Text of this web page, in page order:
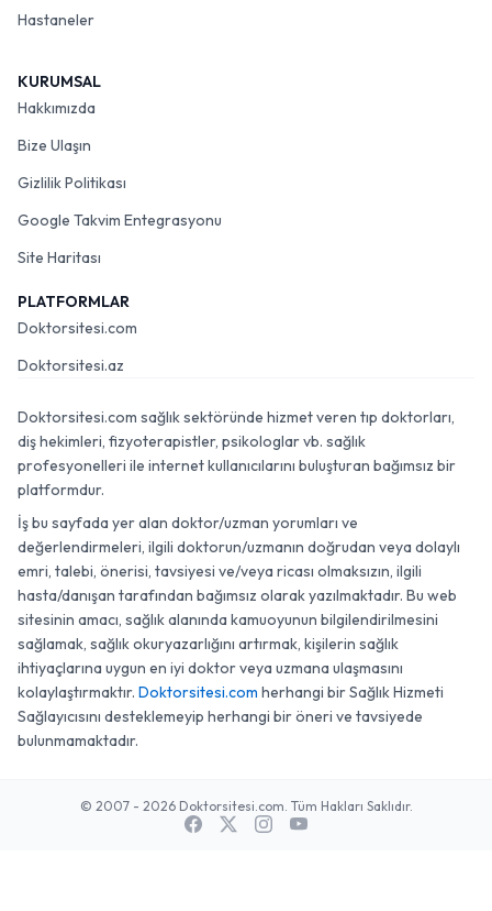
Hastaneler
KURUMSAL
Hakkımızda
Bize Ulaşın
Gizlilik Politikası
Google Takvim Entegrasyonu
Site Haritası
PLATFORMLAR
Doktorsitesi.com
Doktorsitesi.az
Doktorsitesi.com sağlık sektöründe hizmet veren tıp doktorları,
diş hekimleri, fizyoterapistler, psikologlar vb. sağlık
profesyonelleri ile internet kullanıcılarını buluşturan bağımsız bir
platformdur.
İş bu sayfada yer alan doktor/uzman yorumları ve
değerlendirmeleri, ilgili doktorun/uzmanın doğrudan veya dolaylı
emri, talebi, önerisi, tavsiyesi ve/veya ricası olmaksızın, ilgili
hasta/danışan tarafından bağımsız olarak yazılmaktadır. Bu web
sitesinin amacı, sağlık alanında kamuoyunun bilgilendirilmesini
sağlamak, sağlık okuryazarlığını artırmak, kişilerin sağlık
ihtiyaçlarına uygun en iyi doktor veya uzmana ulaşmasını
kolaylaştırmaktır. Doktorsitesi.com herhangi bir Sağlık Hizmeti
Sağlayıcısını desteklemeyip herhangi bir öneri ve tavsiyede
bulunmamaktadır.
© 2007 - 2026 Doktorsitesi.com. Tüm Hakları Saklıdır.